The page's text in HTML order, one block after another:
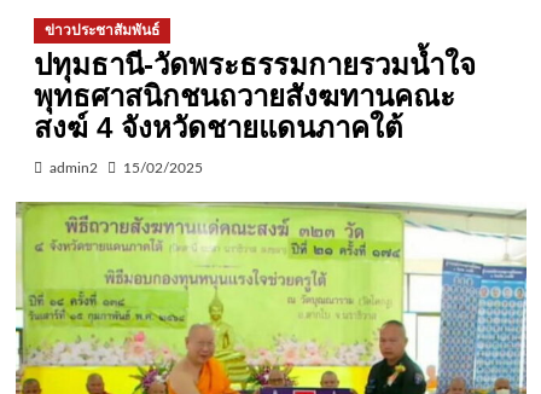
ข่าวประชาสัมพันธ์
ปทุมธานี-วัดพระธรรมกายรวมน้ำใจ
พุทธศาสนิกชนถวายสังฆทานคณะ
สงฆ์ 4 จังหวัดชายแดนภาคใต้
admin2 15/02/2025